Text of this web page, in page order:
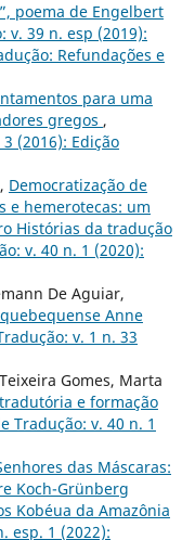
poema de Engelbert
v. 39 n. esp (2019):
Refundações e
para uma
gregos ,
(2016): Edição
Democratização de
e hemerotecas: um
Histórias da tradução
v. 40 n. 1 (2020):
De Aguiar,
Anne
v. 1 n. 33
Gomes, Marta
e formação
Tradução: v. 40 n. 1
das Máscaras:
Koch-Grünberg
Kobéua da Amazônia
esp. 1 (2022):